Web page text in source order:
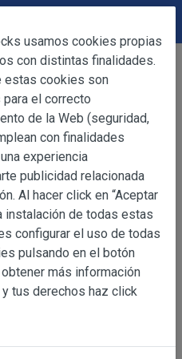
y Especias
Generales regulan la
del que es titular ALBERT
PERUSTOCKS).
de los productos
usamos cookies propias
con distintas finalidades.
estas cookies son
el correcto
de la Web (seguridad,
con finalidades
experiencia
publicidad relacionada
Al hacer click en “Aceptar
instalación de todas estas
configurar el uso de todas
pulsando en el botón
más información
tus derechos haz click